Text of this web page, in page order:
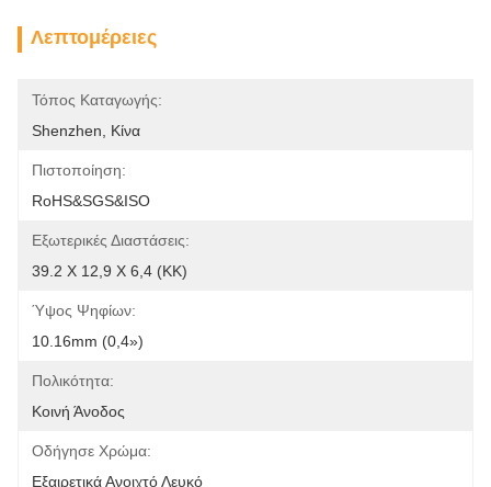
Λεπτομέρειες
Τόπος Καταγωγής:
Shenzhen, Κίνα
Πιστοποίηση:
RoHS&SGS&ISO
Εξωτερικές Διαστάσεις:
39.2 X 12,9 X 6,4 (ΚΚ)
Ύψος Ψηφίων:
10.16mm (0,4»)
Πολικότητα:
Κοινή Άνοδος
Οδήγησε Χρώμα:
Εξαιρετικά Ανοιχτό Λευκό